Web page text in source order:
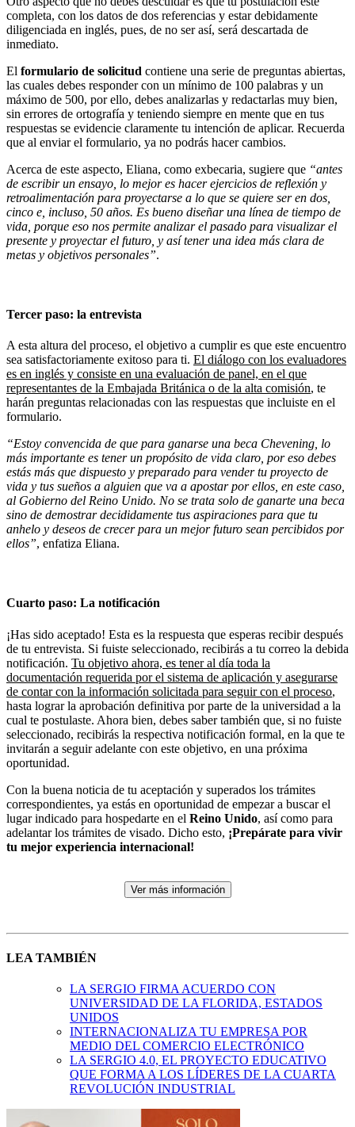
completa, con los datos de dos referencias y estar debidamente
diligenciada en inglés, pues, de no ser así, será descartada de
inmediato.
El formulario de solicitud contiene una serie de preguntas abiertas,
las cuales debes responder con un mínimo de 100 palabras y un
máximo de 500, por ello, debes analizarlas y redactarlas muy bien,
sin errores de ortografía y teniendo siempre en mente que en tus
respuestas se evidencie claramente tu intención de aplicar. Recuerda
que al enviar el formulario, ya no podrás hacer cambios.
Acerca de este aspecto, Eliana, como exbecaria, sugiere que “antes
de escribir un ensayo, lo mejor es hacer ejercicios de reflexión y
retroalimentación para proyectarse a lo que se quiere ser en dos,
cinco e, incluso, 50 años. Es bueno diseñar una línea de tiempo de
vida, porque eso nos permite analizar el pasado para visualizar el
presente y proyectar el futuro, y así tener una idea más clara de
metas y objetivos personales”.
Tercer paso: la entrevista
A esta altura del proceso, el objetivo a cumplir es que este encuentro
sea satisfactoriamente exitoso para ti. El diálogo con los evaluadores
es en inglés y consiste en una evaluación de panel, en el que
representantes de la Embajada Británica o de la alta comisión, te
harán preguntas relacionadas con las respuestas que incluiste en el
formulario.
“Estoy convencida de que para ganarse una beca Chevening, lo
más importante es tener un propósito de vida claro, por eso debes
estás más que dispuesto y preparado para vender tu proyecto de
vida y tus sueños a alguien que va a apostar por ellos, en este caso,
al Gobierno del Reino Unido. No se trata solo de ganarte una beca
sino de demostrar decididamente tus aspiraciones para que tu
anhelo y deseos de crecer para un mejor futuro sean percibidos por
ellos”, enfatiza Eliana.
Cuarto paso: La notificación
¡Has sido aceptado! Esta es la respuesta que esperas recibir después
de tu entrevista. Si fuiste seleccionado, recibirás a tu correo la debida
notificación. Tu objetivo ahora, es tener al día toda la
documentación requerida por el sistema de aplicación y asegurarse
de contar con la información solicitada para seguir con el proceso,
hasta lograr la aprobación definitiva por parte de la universidad a la
cual te postulaste. Ahora bien, debes saber también que, si no fuiste
seleccionado, recibirás la respectiva notificación formal, en la que te
invitarán a seguir adelante con este objetivo, en una próxima
oportunidad.
Con la buena noticia de tu aceptación y superados los trámites
correspondientes, ya estás en oportunidad de empezar a buscar el
lugar indicado para hospedarte en el Reino Unido, así como para
adelantar los trámites de visado. Dicho esto, ¡Prepárate para vivir
tu mejor experiencia internacional!
Ver más información
LEA TAMBIÉN
LA SERGIO FIRMA ACUERDO CON
UNIVERSIDAD DE LA FLORIDA, ESTADOS
UNIDOS
INTERNACIONALIZA TU EMPRESA POR
MEDIO DEL COMERCIO ELECTRÓNICO
LA SERGIO 4.0, EL PROYECTO EDUCATIVO
QUE FORMA A LOS LÍDERES DE LA CUARTA
REVOLUCIÓN INDUSTRIAL